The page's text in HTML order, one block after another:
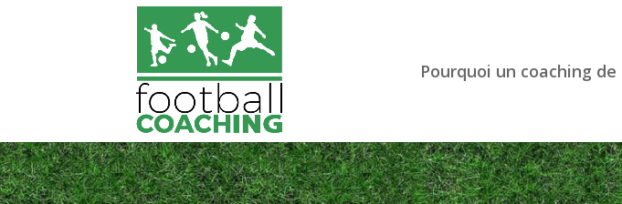
Pourquoi un coaching